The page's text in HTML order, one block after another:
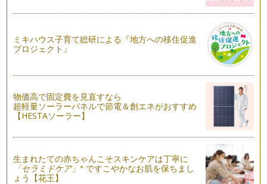
美ママのみなさま、こんにちは♪ 暑い日が続いていますね。
…
美ママのみなさん、こんにちは♪ お子さまが、幼稚園・小学
美ママの親子のお肌レッスン！
美ママのみなさま、こんにちは♪ 陽射しが強く、汗もかきやす
ミキハウス子育て総研による『地方への移住促進
プロジェクト』
物価高で固定費を見直すなら
超軽量ソーラーパネルで節電＆創エネがおすすめ
【HESTAソーラー】
生まれたての赤ちゃんこそスキンケアは丁寧に
「セラミドケア」※ ですこやかなお肌を保ちまし
ょう【花王】